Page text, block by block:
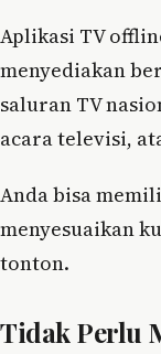
Aplikasi TV
menyediakan
saluran TV
acara televisi,
Anda bisa
menyesuaikan
tonton.
Tidak Perlu